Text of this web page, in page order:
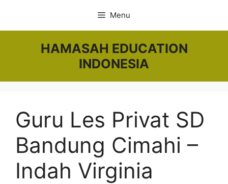
content
Menu
HAMASAH EDUCATION
INDONESIA
Guru Les Privat SD
Bandung Cimahi –
Indah Virginia